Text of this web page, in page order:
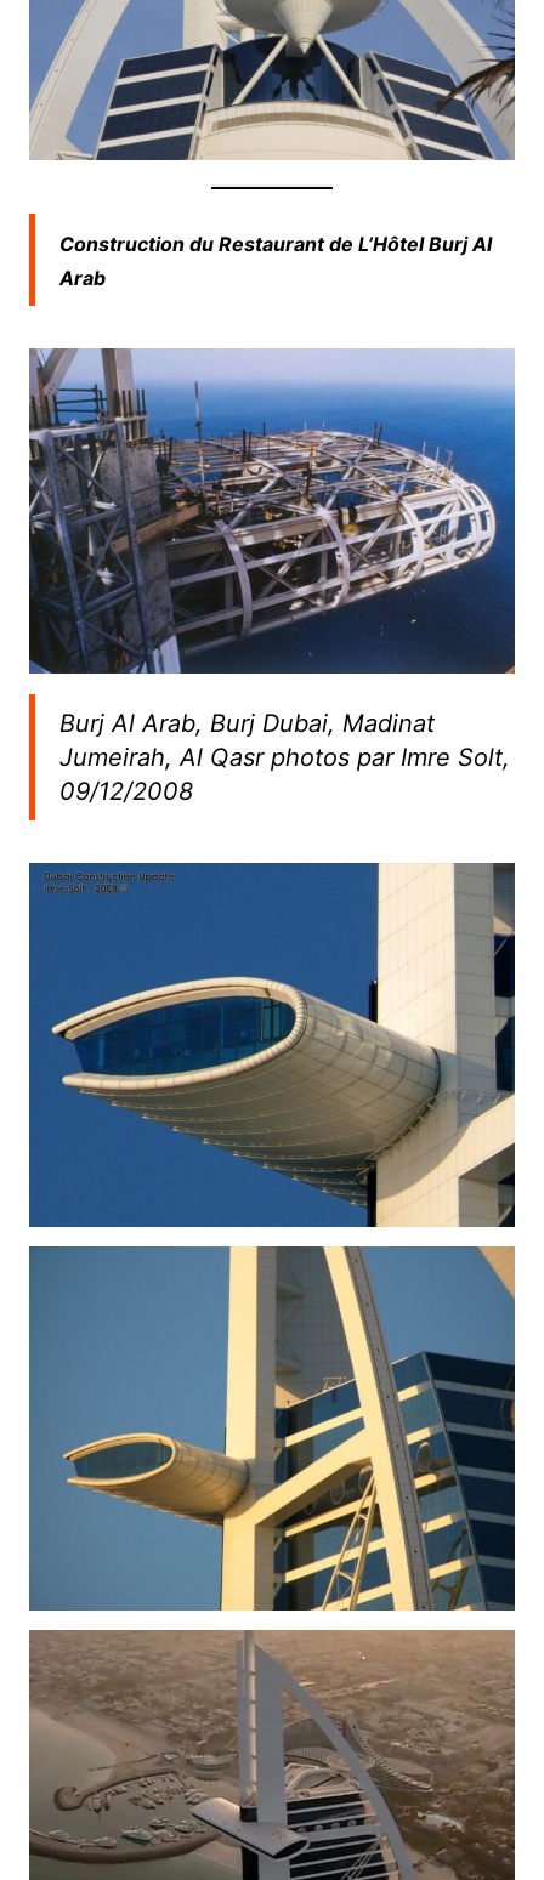
Construction du Restaurant de L’Hôtel Burj Al
Arab
Burj Al Arab, Burj Dubai, Madinat
Jumeirah, Al Qasr photos par Imre Solt,
09/12/2008